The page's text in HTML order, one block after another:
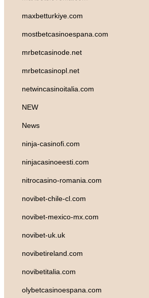
maxbetturkiye.com
mostbetcasinoespana.com
mrbetcasinode.net
mrbetcasinopl.net
netwincasinoitalia.com
NEW
News
ninja-casinofi.com
ninjacasinoeesti.com
nitrocasino-romania.com
novibet-chile-cl.com
novibet-mexico-mx.com
novibet-uk.uk
novibetireland.com
novibetitalia.com
olybetcasinoespana.com